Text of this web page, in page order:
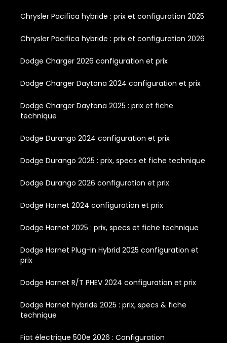
Chrysler Pacifica hybride : prix et configuration 2025
Chrysler Pacifica hybride : prix et configuration 2026
Dodge Charger 2026 configuration et prix
Dodge Charger Daytona 2024 configuration et prix
Dodge Charger Daytona 2025 : prix et fiche
technique
Dodge Durango 2024 configuration et prix
Dodge Durango 2025 : prix, specs et fiche technique
Dodge Durango 2026 configuration et prix
Dodge Hornet 2024 configuration et prix
Dodge Hornet 2025 : prix, specs et fiche technique
Dodge Hornet Plug-In Hybrid 2025 configuration et
prix
Dodge Hornet R/T PHEV 2024 configuration et prix
Dodge Hornet hybride 2025 : prix, specs & fiche
technique
Fiat électrique 500e 2026 : Configuration